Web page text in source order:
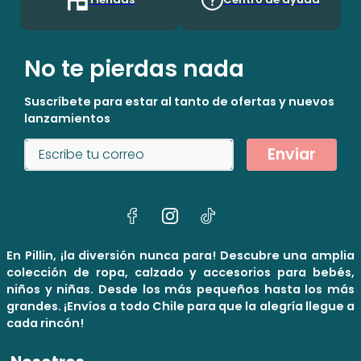
No te pierdas nada
Suscríbete para estar al tanto de ofertas y nuevos
lanzamientos
Enviar
En Pillin, ¡la diversión nunca para! Descubre una amplia
colección de ropa, calzado y accesorios para bebés,
niños y niñas. Desde los más pequeños hasta los más
grandes. ¡Envíos a todo Chile para que la alegría llegue a
cada rincón!